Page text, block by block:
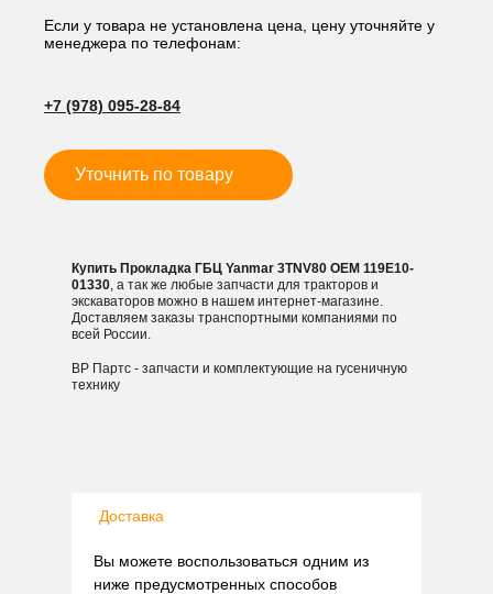
Yanmar
3TNV80
Если у товара не установлена цена, цену уточняйте у
менеджера по телефонам:
+7 (978) 095-28-84
Уточнить по товару
Купить Прокладка ГБЦ Yanmar 3TNV80 OEM 119E10-
01330, а так же любые запчасти для тракторов и
экскаваторов можно в нашем интернет-магазине.
Доставляем заказы транспортными компаниями по
всей России.
ВР Партс - запчасти и комплектующие на гусеничную
технику
Доставка
Вы можете воспользоваться одним из
ниже предусмотренных способов